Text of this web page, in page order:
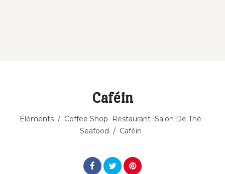
Catégorie
Caféin
Éléments / Coffee Shop Restaurant Salon De Thé
Seafood / Caféin